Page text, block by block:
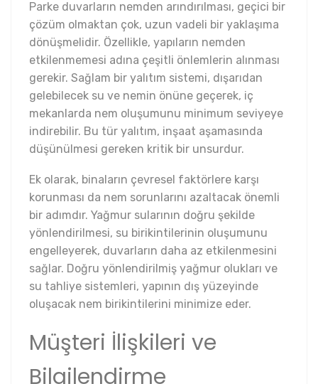
Parke duvarların nemden arındırılması, geçici bir
çözüm olmaktan çok, uzun vadeli bir yaklaşıma
dönüşmelidir. Özellikle, yapıların nemden
etkilenmemesi adına çeşitli önlemlerin alınması
gerekir. Sağlam bir yalıtım sistemi, dışarıdan
gelebilecek su ve nemin önüne geçerek, iç
mekanlarda nem oluşumunu minimum seviyeye
indirebilir. Bu tür yalıtım, inşaat aşamasında
düşünülmesi gereken kritik bir unsurdur.
Ek olarak, binaların çevresel faktörlere karşı
korunması da nem sorunlarını azaltacak önemli
bir adımdır. Yağmur sularının doğru şekilde
yönlendirilmesi, su birikintilerinin oluşumunu
engelleyerek, duvarların daha az etkilenmesini
sağlar. Doğru yönlendirilmiş yağmur olukları ve
su tahliye sistemleri, yapının dış yüzeyinde
oluşacak nem birikintilerini minimize eder.
Müşteri İlişkileri ve
Bilgilendirme